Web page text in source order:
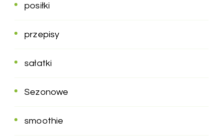
posiłki
przepisy
sałatki
Sezonowe
smoothie